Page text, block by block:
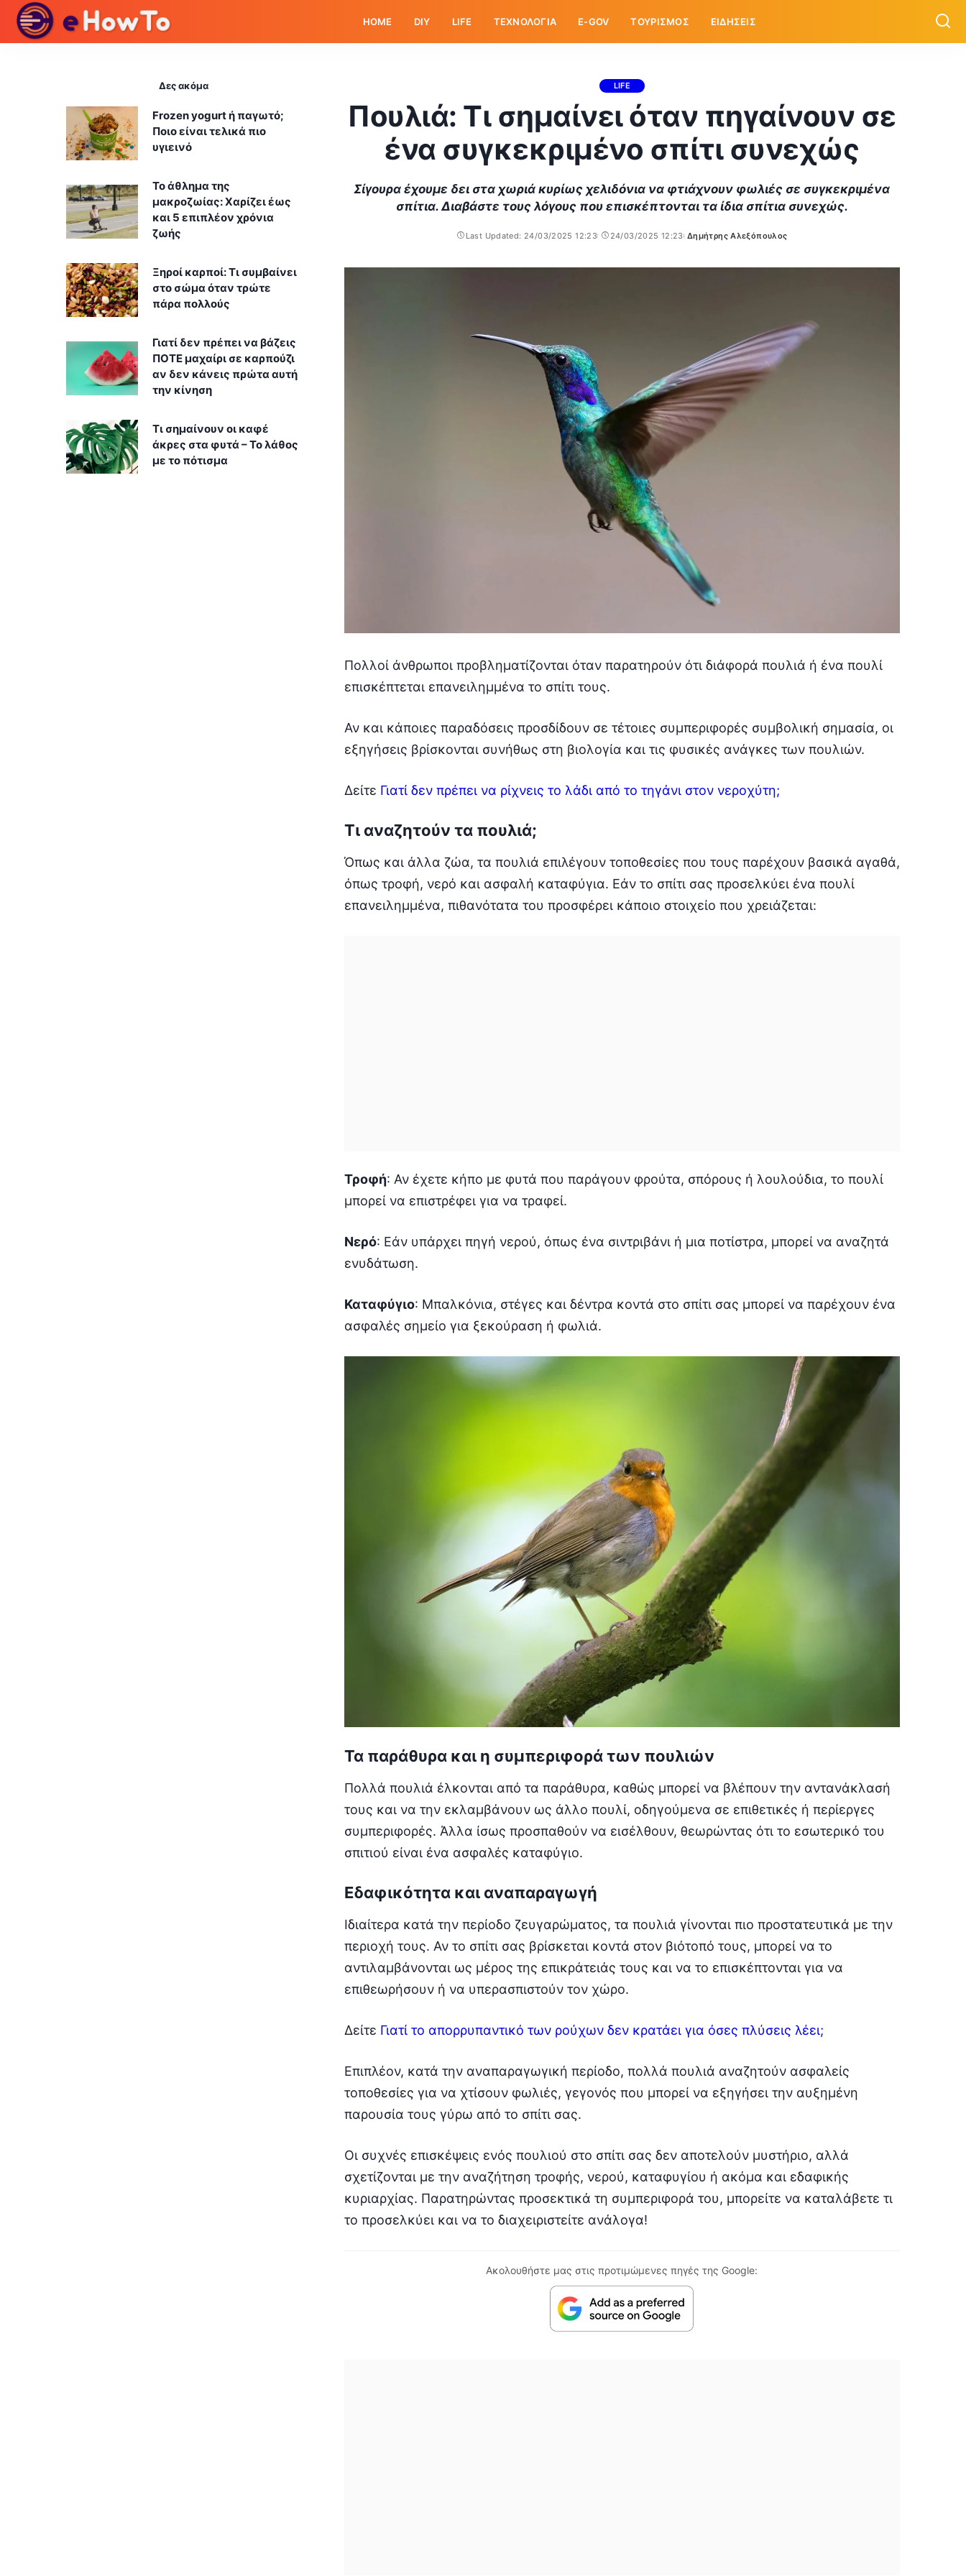
HOME DIY LIFE ΤΕΧΝΟΛΟΓΙΑ E-GOV ΤΟΥΡΙΣΜΟΣ ΕΙΔΗΣΕΙΣ
LIFE
Πουλιά: Τι σημαίνει όταν πηγαίνουν σε
ένα συγκεκριμένο σπίτι συνεχώς
Σίγουρα έχουμε δει στα χωριά κυρίως χελιδόνια να φτιάχνουν φωλιές σε συγκεκριμένα
σπίτια. Διαβάστε τους λόγους που επισκέπτονται τα ίδια σπίτια συνεχώς.
Last Updated: 24/03/2025 12:23 24/03/2025 12:23
Posted
Δημήτρης Αλεξόπουλος
Πολλοί άνθρωποι προβληματίζονται όταν παρατηρούν ότι διάφορά πουλιά ή ένα πουλί
επισκέπτεται επανειλημμένα το σπίτι τους.
Αν και κάποιες παραδόσεις προσδίδουν σε τέτοιες συμπεριφορές συμβολική σημασία, οι
εξηγήσεις βρίσκονται συνήθως στη βιολογία και τις φυσικές ανάγκες των πουλιών.
Δείτε Γιατί δεν πρέπει να ρίχνεις το λάδι από το τηγάνι στον νεροχύτη;
Τι αναζητούν τα πουλιά;
Όπως και άλλα ζώα, τα πουλιά επιλέγουν τοποθεσίες που τους παρέχουν βασικά αγαθά,
όπως τροφή, νερό και ασφαλή καταφύγια. Εάν το σπίτι σας προσελκύει ένα πουλί
επανειλημμένα, πιθανότατα του προσφέρει κάποιο στοιχείο που χρειάζεται:
Τροφή: Αν έχετε κήπο με φυτά που παράγουν φρούτα, σπόρους ή λουλούδια, το πουλί
μπορεί να επιστρέφει για να τραφεί.
Νερό: Εάν υπάρχει πηγή νερού, όπως ένα σιντριβάνι ή μια ποτίστρα, μπορεί να αναζητά
ενυδάτωση.
Καταφύγιο: Μπαλκόνια, στέγες και δέντρα κοντά στο σπίτι σας μπορεί να παρέχουν ένα
ασφαλές σημείο για ξεκούραση ή φωλιά.
Τα παράθυρα και η συμπεριφορά των πουλιών
Πολλά πουλιά έλκονται από τα παράθυρα, καθώς μπορεί να βλέπουν την αντανάκλασή
τους και να την εκλαμβάνουν ως άλλο πουλί, οδηγούμενα σε επιθετικές ή περίεργες
συμπεριφορές. Άλλα ίσως προσπαθούν να εισέλθουν, θεωρώντας ότι το εσωτερικό του
σπιτιού είναι ένα ασφαλές καταφύγιο.
Εδαφικότητα και αναπαραγωγή
Ιδιαίτερα κατά την περίοδο ζευγαρώματος, τα πουλιά γίνονται πιο προστατευτικά με την
περιοχή τους. Αν το σπίτι σας βρίσκεται κοντά στον βιότοπό τους, μπορεί να το
αντιλαμβάνονται ως μέρος της επικράτειάς τους και να το επισκέπτονται για να
επιθεωρήσουν ή να υπερασπιστούν τον χώρο.
Δείτε Γιατί το απορρυπαντικό των ρούχων δεν κρατάει για όσες πλύσεις λέει;
Επιπλέον, κατά την αναπαραγωγική περίοδο, πολλά πουλιά αναζητούν ασφαλείς
τοποθεσίες για να χτίσουν φωλιές, γεγονός που μπορεί να εξηγήσει την αυξημένη
παρουσία τους γύρω από το σπίτι σας.
Οι συχνές επισκέψεις ενός πουλιού στο σπίτι σας δεν αποτελούν μυστήριο, αλλά
σχετίζονται με την αναζήτηση τροφής, νερού, καταφυγίου ή ακόμα και εδαφικής
κυριαρχίας. Παρατηρώντας προσεκτικά τη συμπεριφορά του, μπορείτε να καταλάβετε τι
το προσελκύει και να το διαχειριστείτε ανάλογα!
Ακολουθήστε μας στις προτιμώμενες πηγές της Google:
Δες ακόμα
Frozen yogurt ή παγωτό;
Ποιο είναι τελικά πιο
υγιεινό
Το άθλημα της
μακροζωίας: Χαρίζει έως
και 5 επιπλέον χρόνια
ζωής
Ξηροί καρποί: Τι συμβαίνει
στο σώμα όταν τρώτε
πάρα πολλούς
Γιατί δεν πρέπει να βάζεις
ΠΟΤΕ μαχαίρι σε καρπούζι
αν δεν κάνεις πρώτα αυτή
την κίνηση
Τι σημαίνουν οι καφέ
άκρες στα φυτά – Το λάθος
με το πότισμα